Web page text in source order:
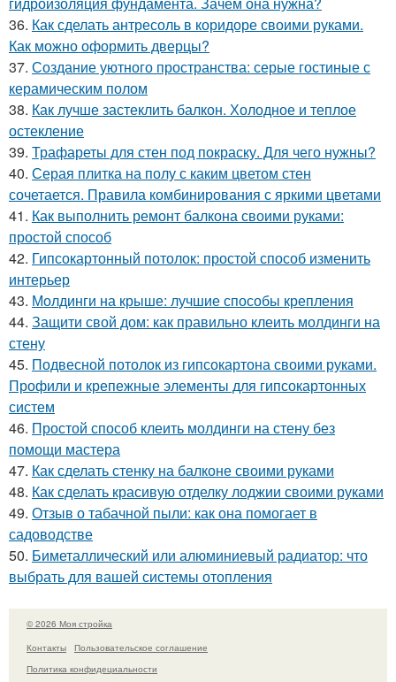
36. Как сделать антресоль в коридоре своими руками.
Как можно оформить дверцы?
37. Создание уютного пространства: серые гостиные с
керамическим полом
38. Как лучше застеклить балкон. Холодное и теплое
остекление
39. Трафареты для стен под покраску. Для чего нужны?
40. Серая плитка на полу с каким цветом стен
сочетается. Правила комбинирования с яркими цветами
41. Как выполнить ремонт балкона своими руками:
простой способ
42. Гипсокартонный потолок: простой способ изменить
интерьер
43. Молдинги на крыше: лучшие способы крепления
44. Защити свой дом: как правильно клеить молдинги на
стену
45. Подвесной потолок из гипсокартона своими руками.
Профили и крепежные элементы для гипсокартонных
систем
46. Простой способ клеить молдинги на стену без
помощи мастера
47. Как сделать стенку на балконе своими руками
48. Как сделать красивую отделку лоджии своими руками
49. Отзыв о табачной пыли: как она помогает в
садоводстве
50. Биметаллический или алюминиевый радиатор: что
выбрать для вашей системы отопления
© 2026 Моя стройка
Контакты
Пользовательское соглашение
Политика конфидециальности